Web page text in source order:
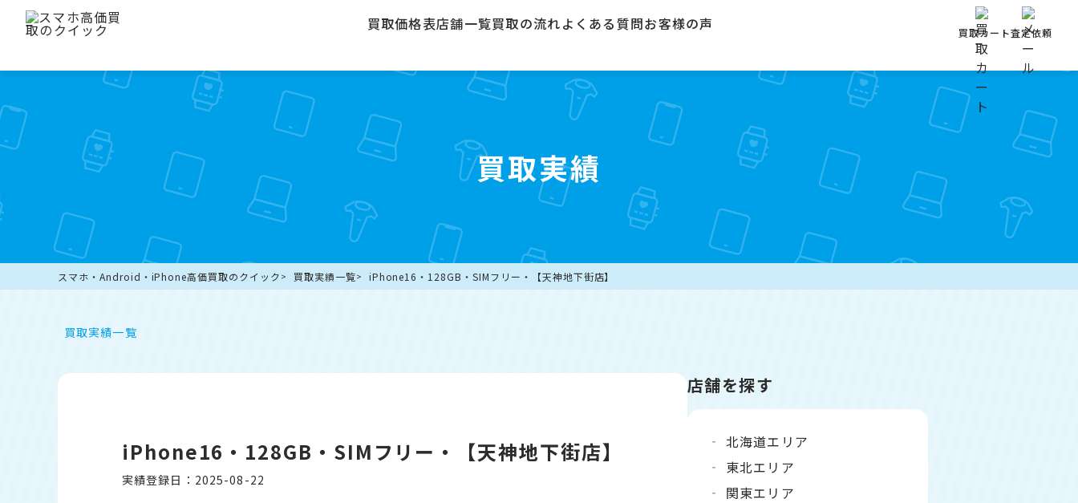
買取価格表店舗一覧買取の流れよくある質問お客様の声 買取カート査定依頼
買取実績
スマホ・Android・iPhone高価買取のクイック 買取実績一覧 iPhone16・128GB・SIMフリー・【天神地下街店】
買取実績一覧
iPhone16・128GB・SIMフリー・【天神地下街店】
実績登録日：2025-08-22
店舗を探す
北海道エリア
東北エリア
関東エリア